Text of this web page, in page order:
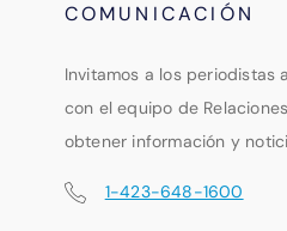
COMUNICACIÓN
Invitamos a los periodistas
con el equipo de
obtener información y
1-423-648-1600